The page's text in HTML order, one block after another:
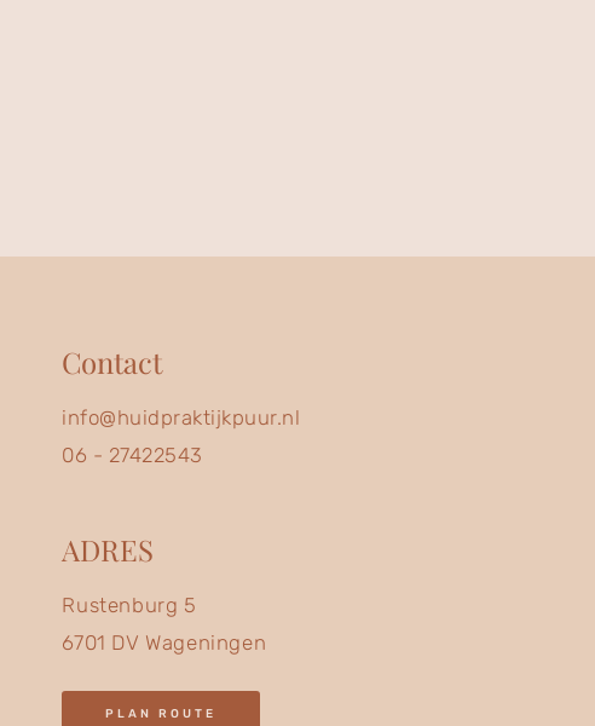
Contact
info@huidpraktijkpuur.nl
06 - 27422543
ADRES
Rustenburg 5
6701 DV Wageningen
PLAN ROUTE